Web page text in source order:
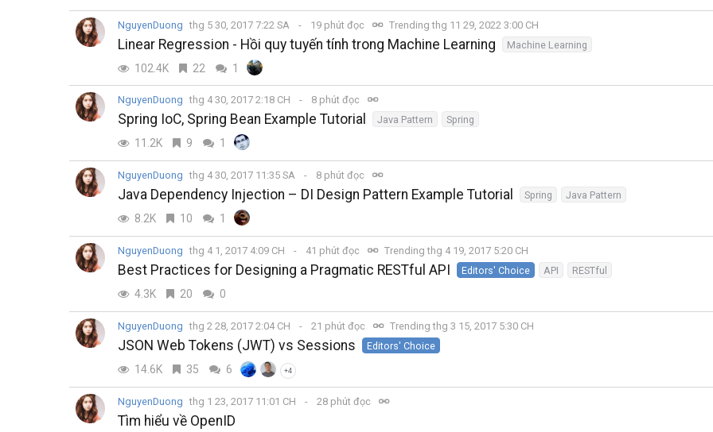
NguyenDuong thg 5 30, 2017 7:22 SA 19 phút đọc Trending thg 11 29, 2022 3:00 CH
Linear Regression - Hồi quy tuyến tính trong Machine Learning Machine Learning
102.4K 22 1
NguyenDuong thg 4 30, 2017 2:18 CH 8 phút đọc
Spring IoC, Spring Bean Example Tutorial Java Pattern Spring
11.2K 9 1
NguyenDuong thg 4 30, 2017 11:35 SA 8 phút đọc
Java Dependency Injection – DI Design Pattern Example Tutorial Spring Java Pattern
8.2K 10 1
NguyenDuong thg 4 1, 2017 4:09 CH 41 phút đọc Trending thg 4 19, 2017 5:20 CH
Best Practices for Designing a Pragmatic RESTful API Editors' Choice API RESTful
4.3K 20 0
NguyenDuong thg 2 28, 2017 2:04 CH 21 phút đọc Trending thg 3 15, 2017 5:30 CH
JSON Web Tokens (JWT) vs Sessions Editors' Choice
14.6K 35 6 +4
NguyenDuong thg 1 23, 2017 11:01 CH 28 phút đọc
Tìm hiểu về OpenID